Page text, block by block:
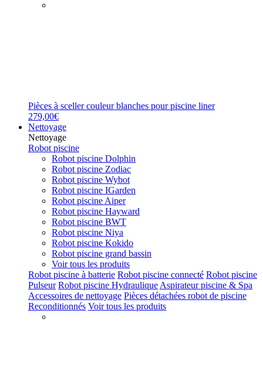
Pièces à sceller couleur blanches pour piscine liner
279,00€
Nettoyage
Nettoyage
Robot piscine
Robot piscine Dolphin
Robot piscine Zodiac
Robot piscine Wybot
Robot piscine IGarden
Robot piscine Aiper
Robot piscine Hayward
Robot piscine BWT
Robot piscine Niya
Robot piscine Kokido
Robot piscine grand bassin
Voir tous les produits
Robot piscine à batterie Robot piscine connecté Robot piscine
Pulseur Robot piscine Hydraulique Aspirateur piscine & Spa
Accessoires de nettoyage Pièces détachées robot de piscine
Reconditionnés Voir tous les produits